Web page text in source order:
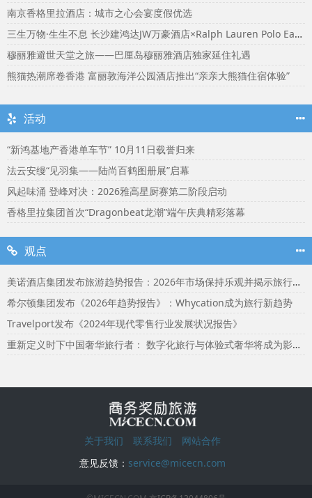
南京香格里拉酒店：城市之心会宴度假优选
三生万物·生生不息 长沙建鸿达JW万豪酒店×Ralph Lauren Polo Earth开启可持续生活旅行美学
穆丽雅避世天堂之旅——巴厘岛穆丽雅酒店独家延住礼遇
熊猫热潮席卷香港 富丽敦海洋公园酒店推出“亲亲大熊猫住宿体验”
活动
“新鸿基地产香港单车节” 10月11日载誉归来
法云安缦“见羽集——陆尚百鹤图册展”启幕
风起味涌 登峰对决：2026雅高星厨赛第二阶段启动
香格里拉集团首次“Dragonbeat龙潮”端午庆典精彩落幕
观点
美诺酒店集团发布旅游趋势报告：2026年市场保持乐观并揭示旅行者渴望联结
希尔顿集团发布《2026年趋势报告》：Whycation成为旅行新趋势
Travelport发布《2024年现代零售行业发展状况报告》
重新定义时下中国奢华旅行者： 数字化旅行与体验式奢华将成为影响2024年旅行选择的关键词
关于我们 联系我们
网站合作
意见反馈： service@micecn.com